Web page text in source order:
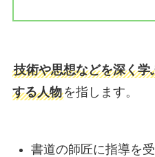
技術や思想などを深く
する人物を指します。
書道の師匠に指導を受